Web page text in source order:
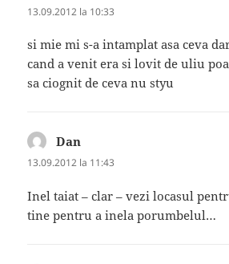
13.09.2012 la 10:33
si mie mi s-a intamplat asa ceva
cand a venit era si lovit de uliu
sa ciognit de ceva nu styu
Dan
13.09.2012 la 11:43
Inel taiat – clar – vezi locasul
tine pentru a inela porumbelul…